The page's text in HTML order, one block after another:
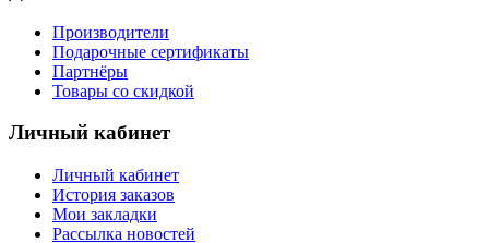
Производители
Подарочные сертификаты
Партнёры
Товары со скидкой
Личный кабинет
Личный кабинет
История заказов
Мои закладки
Рассылка новостей